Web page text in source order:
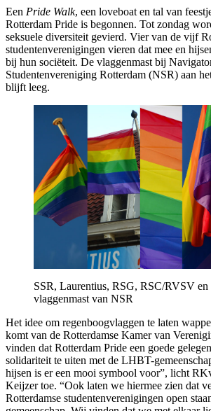
Een Pride Walk, een loveboat en tal van
Rotterdam Pride is begonnen. Tot zondag
seksuele diversiteit gevierd. Vier van de vijf
studentenverenigingen vieren dat mee en
bij hun sociëteit. De vlaggenmast bij
Studentenvereniging Rotterdam (NSR) aan
blijft leeg.
SSR, Laurentius, RSG, RSC/RVSV en
vlaggenmast van NSR
Het idee om regenboogvlaggen te laten
komt van de Rotterdamse Kamer van
vinden dat Rotterdam Pride een goede
solidariteit te uiten met de LHBT-
hijsen is er een mooi symbool voor”, licht
Keijzer toe. “Ook laten we hiermee zien dat
Rotterdamse studentenverenigingen open